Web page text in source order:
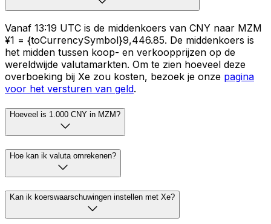
Vanaf 13:19 UTC is de middenkoers van CNY naar MZM
¥1 = {toCurrencySymbol}9,446.85. De middenkoers is
het midden tussen koop- en verkoopprijzen op de
wereldwijde valutamarkten. Om te zien hoeveel deze
overboeking bij Xe zou kosten, bezoek je onze pagina
voor het versturen van geld.
Hoeveel is 1.000 CNY in MZM?
Hoe kan ik valuta omrekenen?
Kan ik koerswaarschuwingen instellen met Xe?